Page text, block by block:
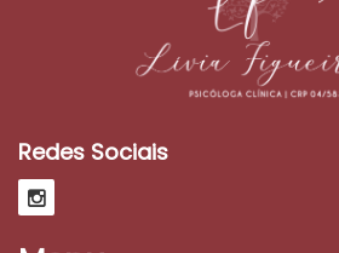
Redes Sociais